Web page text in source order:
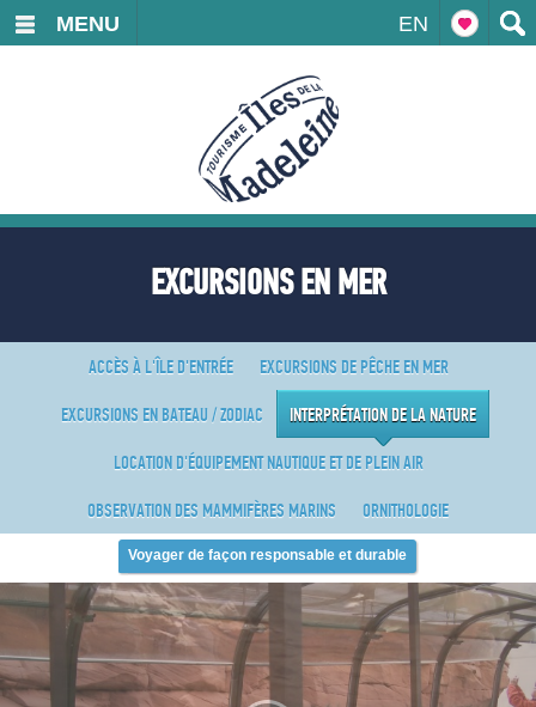
EN
MENU
EXCURSIONS EN MER
ACCÈS À L'ÎLE D'ENTRÉE
EXCURSIONS DE PÊCHE EN MER
EXCURSIONS EN BATEAU / ZODIAC
INTERPRÉTATION DE LA NATURE
LOCATION D'ÉQUIPEMENT NAUTIQUE ET DE PLEIN AIR
OBSERVATION DES MAMMIFÈRES MARINS
ORNITHOLOGIE
Voyager de façon responsable et durable